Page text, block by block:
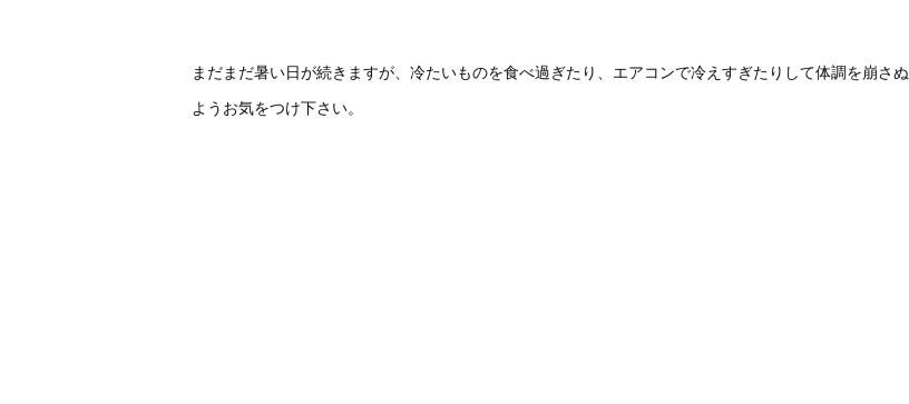
まだまだ暑い日が続きますが、冷たいものを食べ過ぎたり、エアコンで冷えすぎたりして体調を崩さぬ
ようお気をつけ下さい。